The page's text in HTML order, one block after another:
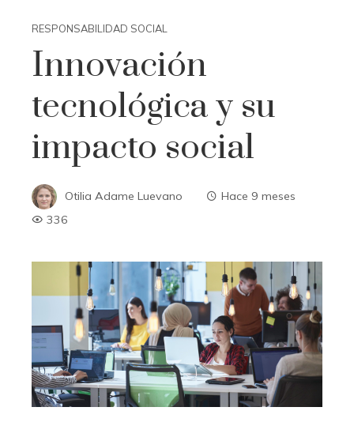
RESPONSABILIDAD SOCIAL
Innovación
tecnológica y su
impacto social
Otilia Adame Luevano
Hace 9 meses
336